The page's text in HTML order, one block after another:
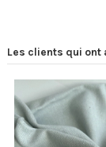
Les clients qui ont